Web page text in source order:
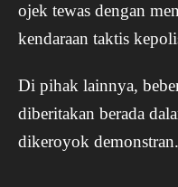
ojek tewas dengan
kendaraan taktis
Di pihak lainnya,
diberitakan berada
dikeroyok demonstran.